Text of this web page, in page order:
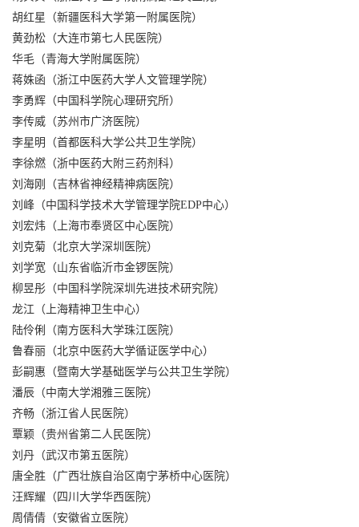
胡红星（新疆医科大学第一附属医院）
黄劲松（大连市第七人民医院）
华毛（青海大学附属医院）
蒋姝函（浙江中医药大学人文管理学院）
李勇辉（中国科学院心理研究所）
李传威（苏州市广济医院）
李星明（首都医科大学公共卫生学院）
李徐燃（浙中医药大附三药剂科）
刘海刚（吉林省神经精神病医院）
刘峰（中国科学技术大学管理学院EDP中心）
刘宏炜（上海市奉贤区中心医院）
刘克菊（北京大学深圳医院）
刘学宽（山东省临沂市金锣医院）
柳昱彤（中国科学院深圳先进技术研究院）
龙江（上海精神卫生中心）
陆伶俐（南方医科大学珠江医院）
鲁春丽（北京中医药大学循证医学中心）
彭嗣惠（暨南大学基础医学与公共卫生学院）
潘辰（中南大学湘雅三医院）
齐畅（浙江省人民医院）
覃颖（贵州省第二人民医院）
刘丹（武汉市第五医院）
唐全胜（广西壮族自治区南宁茅桥中心医院）
汪辉耀（四川大学华西医院）
周倩倩（安徽省立医院）